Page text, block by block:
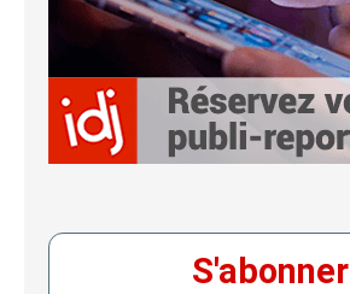
S'abonner